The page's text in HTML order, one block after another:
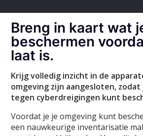
Breng in kaart wat
beschermen
laat is.
Krijg volledig inzicht in de
omgeving zijn aangesloten,
tegen cyberdreigingen kunt
Voordat je je omgeving kunt
een nauwkeurige inventarisatie